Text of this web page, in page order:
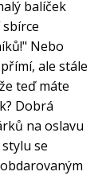
balíček
Nebo
ale stále
teď máte
Dobrá
na oslavu
se